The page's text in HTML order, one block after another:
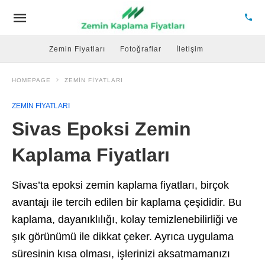
Zemin Fiyatları Fotoğraflar İletişim
HOMEPAGE ZEMIN FIYATLARI
ZEMIN FIYATLARI
Sivas Epoksi Zemin
Kaplama Fiyatları
Sivas’ta epoksi zemin kaplama fiyatları, birçok
avantajı ile tercih edilen bir kaplama çeşididir. Bu
kaplama, dayanıklılığı, kolay temizlenebilirliği ve
şık görünümü ile dikkat çeker. Ayrıca uygulama
süresinin kısa olması, işlerinizi aksatmamanızı